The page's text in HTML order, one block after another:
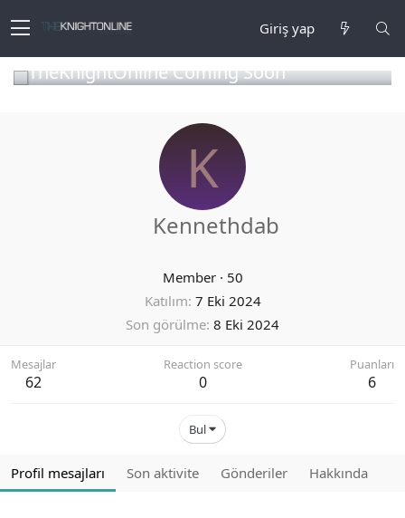
Giriş yap
TheKnightOnline Coming Soon
K
Kennethdab
Member · 50
Katılım 7 Eki 2024
Son görülme 8 Eki 2024
Mesajlar
62
Reaction score
0
Puanları
6
Bul
Profil mesajları Son aktivite Gönderiler Hakkında